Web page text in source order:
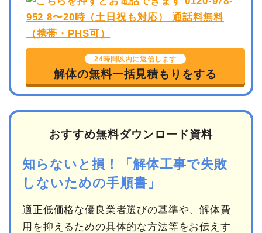
24時間以内に返信します
解体の無料一括見積もりをする
おすすめ無料ダウンロード資料
知らないと損！「解体工事で失敗
しないための手順書」
適正低価格な優良業者選びの基準や、解体費
用を抑えるための具体的な方法等をお伝えす